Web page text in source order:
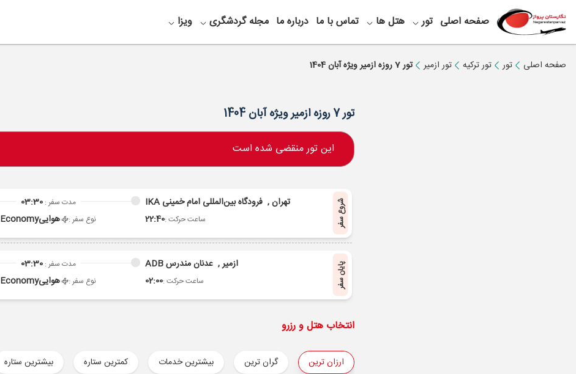
صفحه اصلی تور هتل ها تماس با ما درباره ما مجله گردشگری ویزا
صفحه اصلی تور تور ترکیه تور ازمیر تور 7 روزه ازمیر ویژه آبان 1404
تور 7 روزه ازمیر ویژه آبان 1404
این تور منقضی شده است
شروع سفر تهران , فرودگاه بین‌المللی امام خمینی IKA
ساعت حرکت :22:40
مدت سفر :03:30
نوع سفر : هواییEconomy
پایان سفر ازمیر , عدنان مندرس ADB
ساعت حرکت :02:00
مدت سفر :03:30
نوع سفر : هواییEconomy
انتخاب هتل و رزرو
ارزان ترین گران ترین بیشترین خدمات کمترین ستاره بیشترین ستاره